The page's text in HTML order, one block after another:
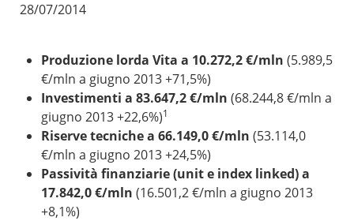
28/07/2014
Produzione lorda Vita a 10.272,2 €/mln (5.989,5
€/mln a giugno 2013 +71,5%)
Investimenti a 83.647,2 €/mln (68.244,8 €/mln a
giugno 2013 +22,6%)1
Riserve tecniche a 66.149,0 €/mln (53.114,0
€/mln a giugno 2013 +24,5%)
Passività finanziarie (unit e index linked) a
17.842,0 €/mln (16.501,2 €/mln a giugno 2013
+8,1%)